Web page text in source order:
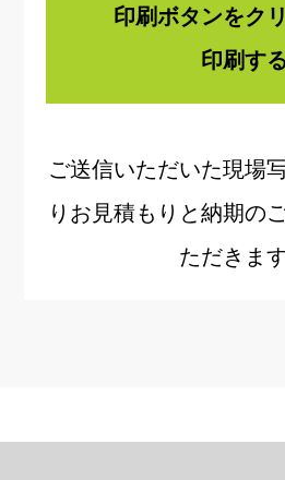
印刷ボタンをク
印刷する
ご送信いただいた現場
りお見積もりと納期の
ただきます